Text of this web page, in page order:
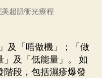
超脈衝光療程
及「唔做機」；「做
及「低能量」。 如
段，包括濕疹爆發